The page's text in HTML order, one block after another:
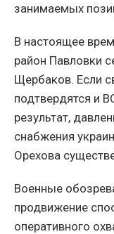
занимаемых
В настоящее
район Павловки
Щербаков. Если
подтвердятся и
результат,
снабжения
Орехова
Военные
продвижение
оперативного